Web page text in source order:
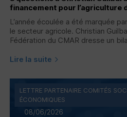
financement pour l’agriculture
L’année écoulée a été marquée
le secteur agricole. Christian
Fédération du CMAR dresse un
Lire la suite
08/06/2026
LETTRE PARTENAIRE COMITÉS
ÉCONOMIQUES